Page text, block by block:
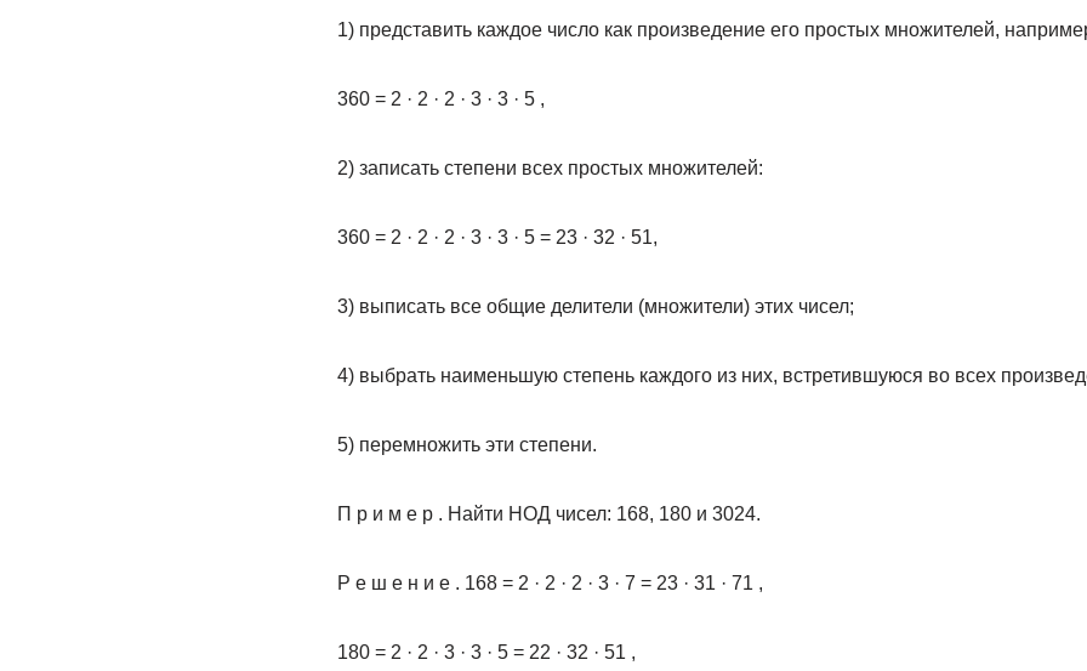
1) представить каждое число как произведение его простых множителей,
360 = 2 · 2 · 2 · 3 · 3 · 5 ,
2) записать степени всех простых множителей:
360 = 2 · 2 · 2 · 3 · 3 · 5 = 23 · 32 · 51,
3) выписать все общие делители (множители) этих чисел;
4) выбрать наименьшую степень каждого из них, встретившуюся во всех
5) перемножить эти степени.
П р и м е р . Найти НОД чисел: 168, 180 и 3024.
Р е ш е н и е . 168 = 2 · 2 · 2 · 3 · 7 = 23 · 31 · 71 ,
180 = 2 · 2 · 3 · 3 · 5 = 22 · 32 · 51 ,